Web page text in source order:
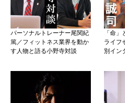
パーソナルトレーナー尾関紀
篤／フィットネス業界を動か
す人物と語る小野寺対談
「命
ライフ
別イン